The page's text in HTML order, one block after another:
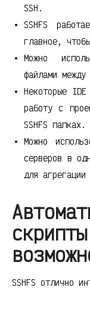
SSH.
SSHFS
главное,
Можно
файлами
Некоторые
работу с
SSHFS папках.
Можно
серверов в
для
SSHFS отлично